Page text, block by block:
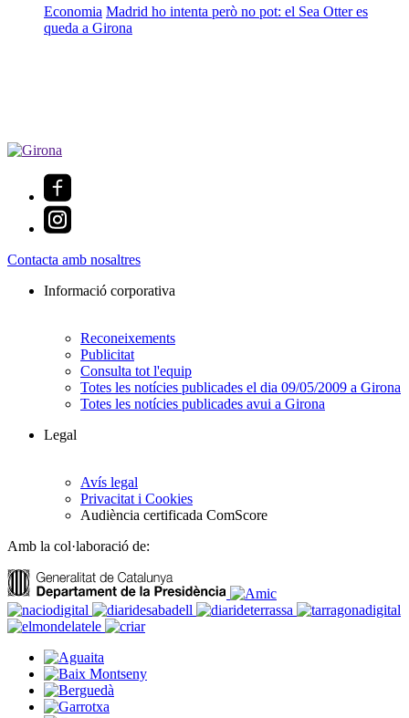
Economia Madrid ho intenta però no pot: el Sea Otter es
queda a Girona
Contacta amb nosaltres
Informació corporativa
Reconeixements
Publicitat
Consulta tot l'equip
Totes les notícies publicades el dia 09/05/2009 a Girona
Totes les notícies publicades avui a Girona
Legal
Avís legal
Privacitat i Cookies
Audiència certificada ComScore
Amb la col·laboració de: